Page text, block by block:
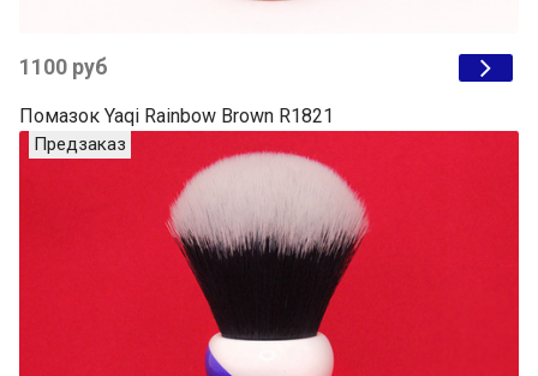
1100 руб
Помазок Yaqi Rainbow Brown R1821
Предзаказ